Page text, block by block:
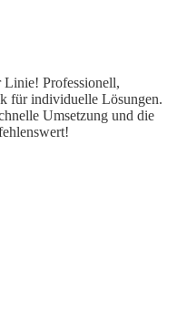
Professionell,
für individuelle Lösungen.
Umsetzung und die